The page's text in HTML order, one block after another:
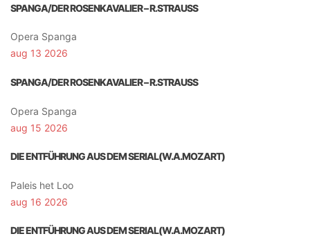
SPANGA/DER ROSENKAVALIER – R.STRAUSS
Opera Spanga
aug 13 2026
SPANGA/DER ROSENKAVALIER – R.STRAUSS
Opera Spanga
aug 15 2026
DIE ENTFÜHRUNG AUS DEM SERIAL(W.A.MOZART)
Paleis het Loo
aug 16 2026
DIE ENTFÜHRUNG AUS DEM SERIAL(W.A.MOZART)